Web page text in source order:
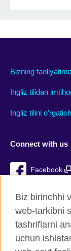
Bizning
Ingliz tilidan
Ingliz tilini o’rgatish
Connect with us
Facebook
British Council
Biz birinchhi
web-tarkibni
tashriflarni
uchun